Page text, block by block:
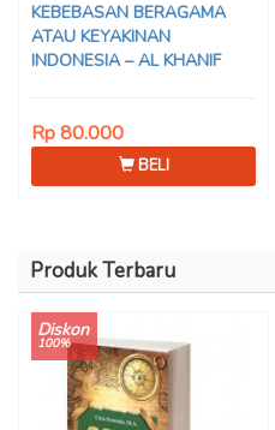
KEBEBASAN BERAGAMA
ATAU KEYAKINAN
INDONESIA – AL KHANIF
Rp 80.000
BELI
Produk Terbaru
Diskon
100%